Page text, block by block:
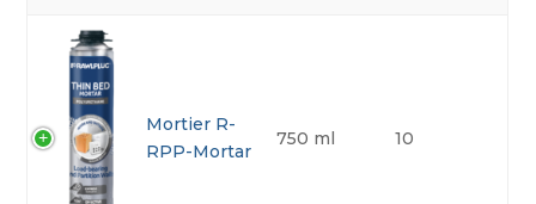
Mortier R-
RPP-Mortar
750 ml 10